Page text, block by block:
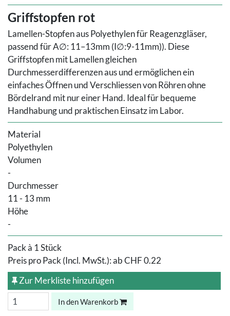
Griffstopfen rot
Lamellen-Stopfen aus Polyethylen für Reagenzgläser,
passend für A∅: 11–13mm (I∅:9-11mm)). Diese
Griffstopfen mit Lamellen gleichen
Durchmesserdifferenzen aus und ermöglichen ein
einfaches Öffnen und Verschliessen von Röhren ohne
Bördelrand mit nur einer Hand. Ideal für bequeme
Handhabung und praktischen Einsatz im Labor.
Material
Polyethylen
Volumen
-
Durchmesser
11 - 13 mm
Höhe
-
Pack à 1 Stück
Preis pro Pack (Incl. MwSt.):abCHF 0.22
Zur Merkliste hinzufügen
In den Warenkorb